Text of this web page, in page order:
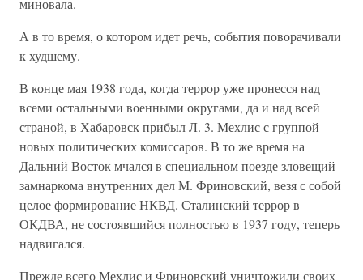
миновала.
А в то время, о котором идет речь, события поворачивали
к худшему.
В конце мая 1938 года, когда террор уже пронесся над
всеми остальными военными округами, да и над всей
страной, в Хабаровск прибыл Л. 3. Мехлис с группой
новых политических комиссаров. В то же время на
Дальний Восток мчался в специальном поезде зловещий
замнаркома внутренних дел М. Фриновский, везя с собой
целое формирование НКВД. Сталинский террор в
ОКДВА, не состоявшийся полностью в 1937 году, теперь
надвигался.
Прежде всего Мехлис и Фриновский уничтожили своих